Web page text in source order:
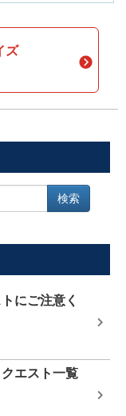
ズ
検索
にご注意く
エスト一覧